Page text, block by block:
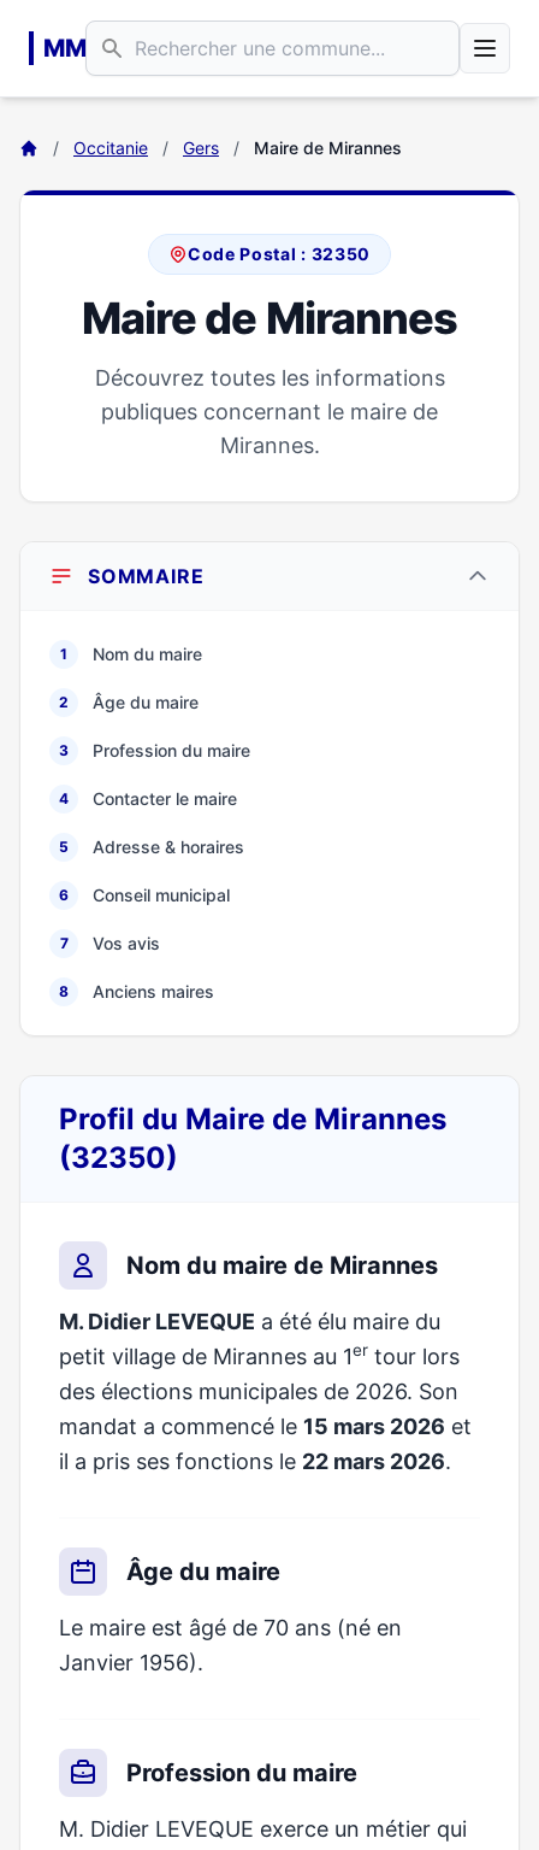
MM
/ Occitanie / Gers / Maire de Mirannes
Code Postal : 32350
Maire de Mirannes
Découvrez toutes les informations
publiques concernant le maire de
Mirannes.
SOMMAIRE
1 Nom du maire
2 Âge du maire
3 Profession du maire
4 Contacter le maire
5 Adresse & horaires
6 Conseil municipal
7 Vos avis
8 Anciens maires
Profil du Maire de Mirannes
(32350)
Nom du maire de Mirannes
M. Didier LEVEQUE a été élu maire du
petit village de Mirannes au 1er tour lors
des élections municipales de 2026. Son
mandat a commencé le 15 mars 2026 et
il a pris ses fonctions le 22 mars 2026.
Âge du maire
Le maire est âgé de 70 ans (né en
Janvier 1956).
Profession du maire
M. Didier LEVEQUE exerce un métier qui